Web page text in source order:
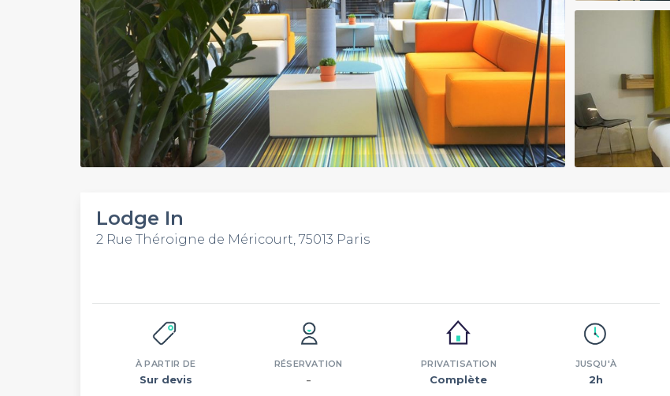
Lodge In
2 Rue Théroigne de Méricourt, 75013 Paris
À PARTIR DE
Sur devis
RÉSERVATION
–
PRIVATISATION
Complète
JUSQU'À
2h